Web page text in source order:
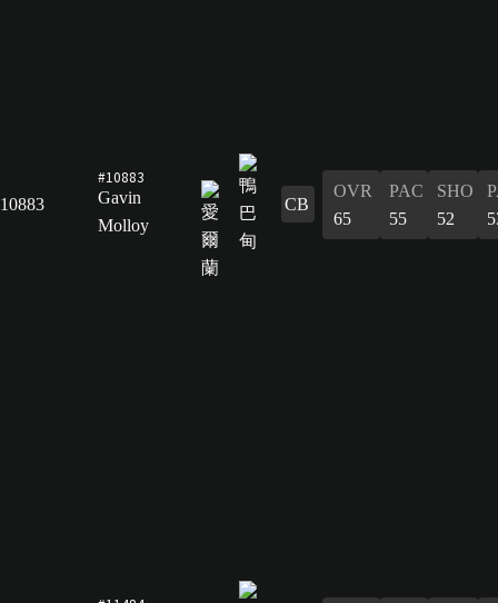
10883
#10883
Gavin
Molloy
CB
OVR
65
PAC
55
SHO
52